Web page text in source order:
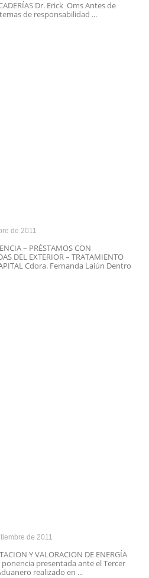
Dr. Erick Oms Antes de
de responsabilidad ...
de 2011
– PRÉSTAMOS CON
DEL EXTERIOR – TRATAMIENTO
Cdora. Fernanda Laiún Dentro
de 2011
Y VALORACION DE ENERGÍA
ponencia presentada ante el Tercer
realizado en ...